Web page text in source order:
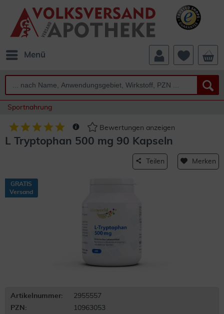
Menü
Sportnahrung
Bewertungen anzeigen
L Tryptophan 500 mg 90 Kapseln
Teilen Merken
GRATIS
Versand
Artikelnummer:
2955557
PZN:
10963053